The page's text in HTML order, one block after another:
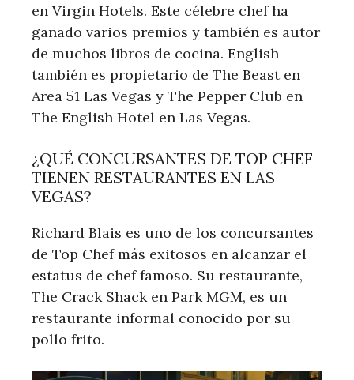
en Virgin Hotels. Este célebre chef ha
ganado varios premios y también es autor
de muchos libros de cocina. English
también es propietario de The Beast en
Area 51 Las Vegas y The Pepper Club en
The English Hotel en Las Vegas.
¿QUÉ CONCURSANTES DE TOP CHEF
TIENEN RESTAURANTES EN LAS
VEGAS?
Richard Blais es uno de los concursantes
de Top Chef más exitosos en alcanzar el
estatus de chef famoso. Su restaurante,
The Crack Shack en Park MGM, es un
restaurante informal conocido por su
pollo frito.